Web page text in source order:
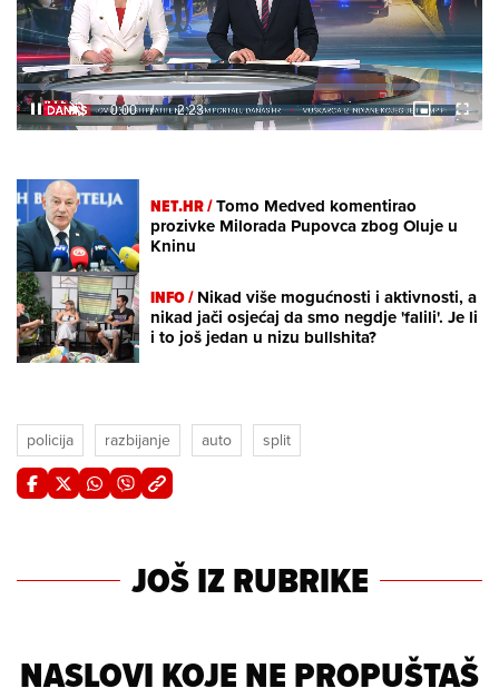
Unmute /
Loaded:
9.98%
NET.HR /Tomo Medved komentirao
prozivke Milorada Pupovca zbog Oluje u
Kninu
INFO /Nikad više mogućnosti i aktivnosti, a
nikad jači osjećaj da smo negdje 'falili'. Je li
i to još jedan u nizu bullshita?
policija razbijanje auto split
JOŠ IZ RUBRIKE
NASLOVI KOJE NE PROPUŠTAŠ